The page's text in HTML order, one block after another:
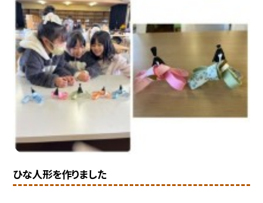
ひな人形を作りました